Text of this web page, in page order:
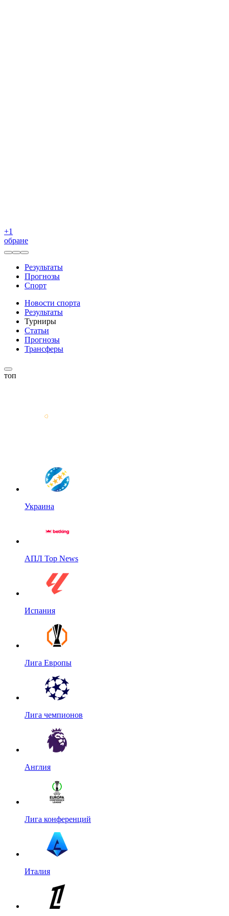
+1
обране
Результаты
Прогнозы
Спорт
Новости спорта
Результаты
Турниры
Статьи
Прогнозы
Трансферы
топ
Украина
АПЛ Top News
Испания
Лига Европы
Лига чемпионов
Англия
Лига конференций
Италия